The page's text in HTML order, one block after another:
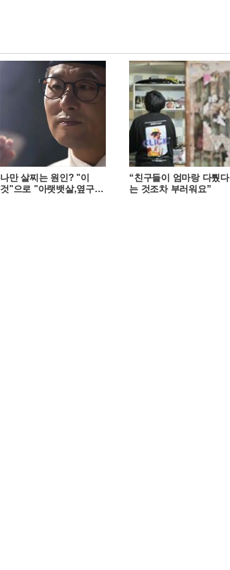
나만 살찌는 원인? "이
것"으로 "아랫뱃살,옆구
“친구들이 엄마랑 다퉜다
는 것조차 부러워요”